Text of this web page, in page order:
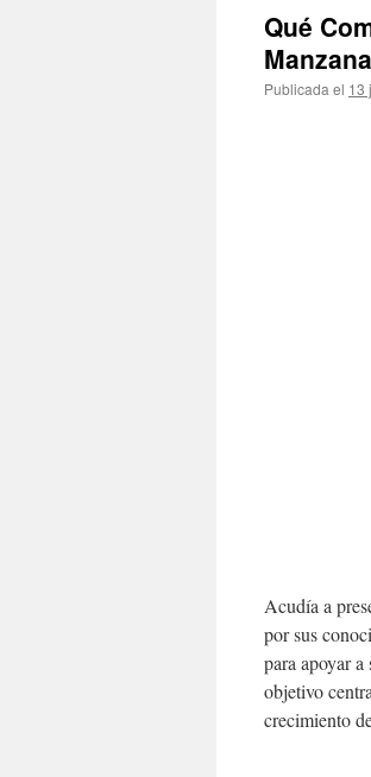
Qué
Manzana
Publicada el 13
Acudía a
por sus
para apoyar
objetivo
crecimiento